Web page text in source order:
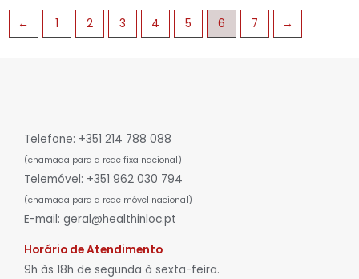
← 1 2 3 4 5 6 7 →
Telefone: +351 214 788 088
(chamada para a rede fixa nacional)
Telemóvel: +351 962 030 794
(chamada para a rede móvel nacional)
E-mail: geral@healthinloc.pt
Horário de Atendimento
9h às 18h de segunda à sexta-feira.